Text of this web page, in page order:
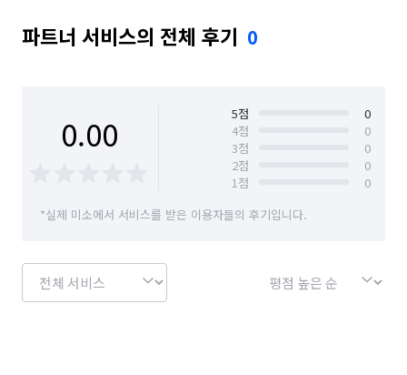
파트너 서비스의 전체 후기 0
0.00 5점
0
4점
0
3점
0
2점
0
1점
0
*실제 미소에서 서비스를 받은 이용자들의 후기입니다.